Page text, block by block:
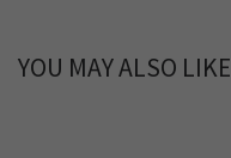
YOU MAY ALSO LIKE